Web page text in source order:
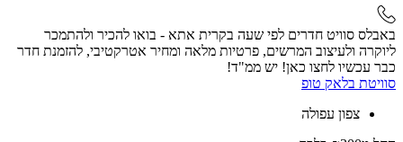
באבלס סוויט חדרים לפי שעה בקרית אתא - בואו להכיר ולהתמכר
ליוקרה ולעיצוב המרשים, פרטיות מלאה ומחיר אטרקטיבי, להזמנת חדר
כבר עכשיו לחצו כאן! יש ממ"ד!
סוויטת בלאק טופ
צפון עפולה